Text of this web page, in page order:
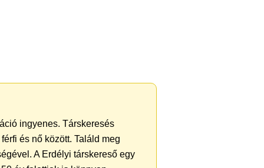
ingyenes. Társkeresés
és nő között. Találd meg
A Erdélyi társkereső egy